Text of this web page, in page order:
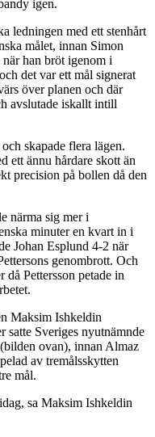
igen.
ledningen med ett stenhårt
målet, innan Simon
han bröt igenom i
det var ett mål signerat
över planen och där
avslutade iskallt intill
skapade flera lägen.
ett ännu hårdare skott än
precision på bollen då den
närma sig mer i
minuter en kvart in i
Johan Esplund 4-2 när
genombrott. Och
Pettersson petade in
Maksim Ishkeldin
Sveriges nyutnämnde
ovan), innan Almaz
av tremålsskytten
mål.
sa Maksim Ishkeldin